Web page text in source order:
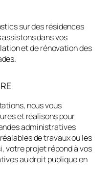
sur des résidences
dans vos
et de rénovation des
nous vous
et réalisons pour
administratives
de travaux ou les
votre projet répond à vos
au droit publique en